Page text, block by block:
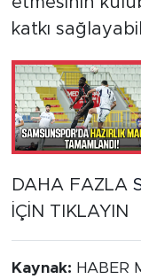
katkı
DAHA FAZLA
İÇİN TIKLAYIN
Kaynak: HABER